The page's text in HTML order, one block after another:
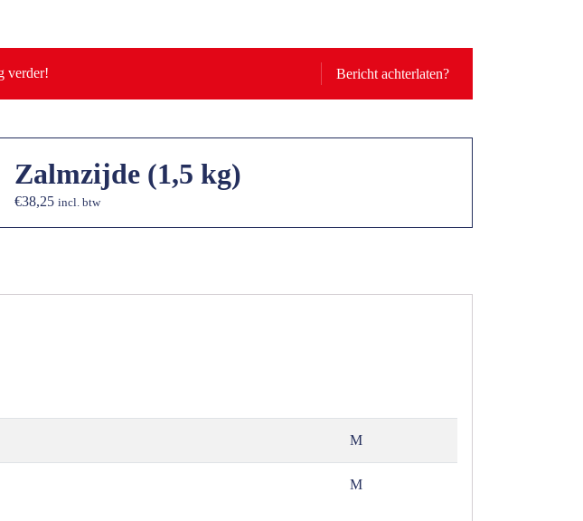
Bericht achterlaten?
verder!
Zalmzijde (1,5 kg)
€38,25 incl. btw
M
M